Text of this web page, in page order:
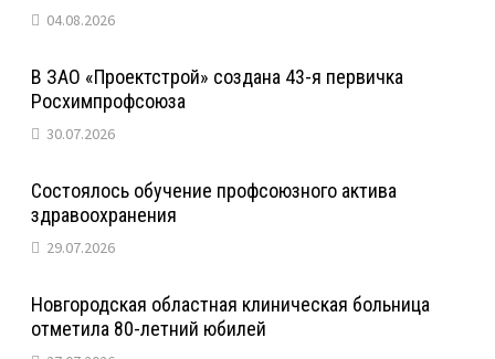
04.08.2026
В ЗАО «Проектстрой» создана 43-я первичка
Росхимпрофсоюза
30.07.2026
Состоялось обучение профсоюзного актива
здравоохранения
29.07.2026
Новгородская областная клиническая больница
отметила 80-летний юбилей